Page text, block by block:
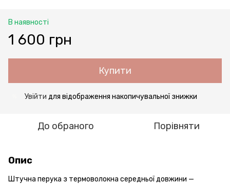
В наявності
1 600 грн
Купити
Увійти для відображення накопичувальної знижки
До обраного Порівняти
Опис
Штучна перука з термоволокна середньої довжини —